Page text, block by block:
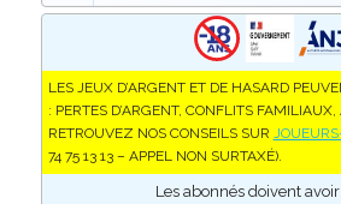
LES JEUX D’ARGENT ET DE HASARD
: PERTES D’ARGENT, CONFLITS FAMILIAUX,
RETROUVEZ NOS CONSEILS SUR
74 75 13 13 – APPEL NON SURTAXÉ).
Les abonnés doivent